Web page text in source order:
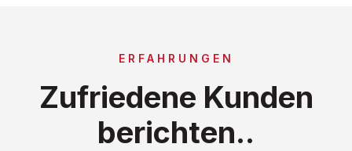
ERFAHRUNGEN
Zufriedene Kunden
berichten..